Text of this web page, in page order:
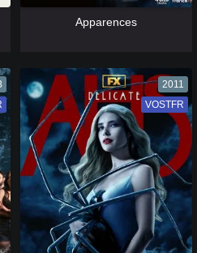
Apparences
2011
VF
VOSTFR